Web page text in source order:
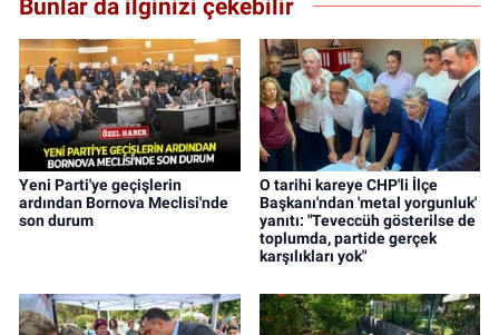
Bunlar da ilginizi çekebilir
Yeni Parti'ye geçişlerin
ardından Bornova Meclisi'nde
son durum
O tarihi kareye CHP'li İlçe
Başkanı'ndan 'metal yorgunluk'
yanıtı: "Teveccüh gösterilse de
toplumda, partide gerçek
karşılıkları yok"